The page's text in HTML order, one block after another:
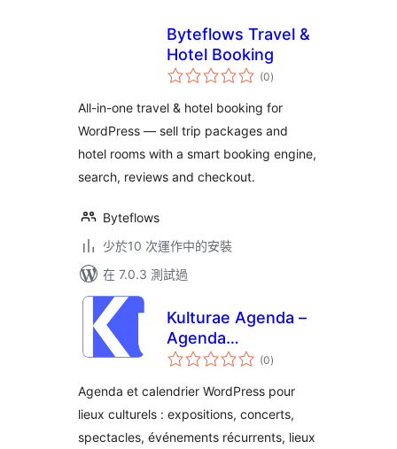
Byteflows Travel &
Hotel Booking
(0總
評)
All-in-one travel & hotel booking for
WordPress — sell trip packages and
hotel rooms with a smart booking engine,
search, reviews and checkout.
Byteflows
少於10 次運作中的安裝
在 7.0.3 測試過
Kulturae Agenda –
Agenda
d'événements
(0總
評)
Agenda et calendrier WordPress pour
lieux culturels : expositions, concerts,
spectacles, événements récurrents, lieux